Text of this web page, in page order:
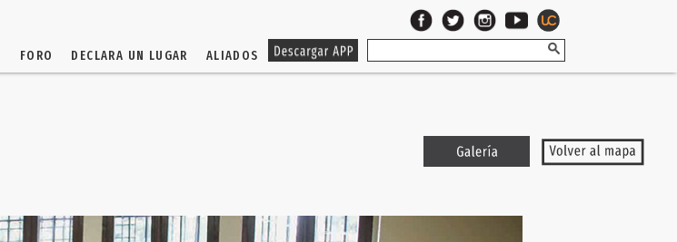
FORO DECLARA UN LUGAR ALIADOS